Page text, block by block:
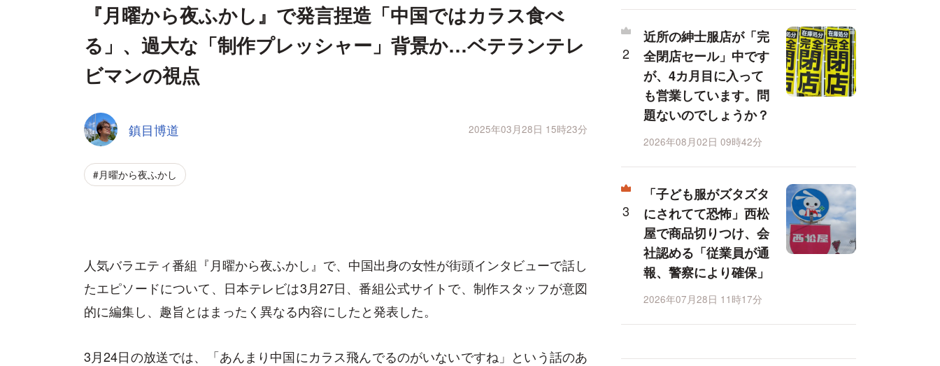
『月曜から夜ふかし』で発言捏造「中国ではカラス食べ
る」、過大な「制作プレッシャー」背景か…ベテランテレ
ビマンの視点
鎮目博道 2025年03月28日 15時23分
#月曜から夜ふかし
人気バラエティ番組『月曜から夜ふかし』で、中国出身の女性が街頭インタビューで話し
たエピソードについて、日本テレビは3月27日、番組公式サイトで、制作スタッフが意図
的に編集し、趣旨とはまったく異なる内容にしたと発表した。
3月24日の放送では、「あんまり中国にカラス飛んでるのがいないですね」という話のあ
近所の紳士服店が「完
全閉店セール」中です
が、4カ月目に入って
も営業しています。問
題ないのでしょうか？
2026年08月02日 09時42分
「子ども服がズタズタ
にされてて恐怖」西松
屋で商品切りつけ、会
社認める「従業員が通
報、警察により確保」
2026年07月28日 11時17分